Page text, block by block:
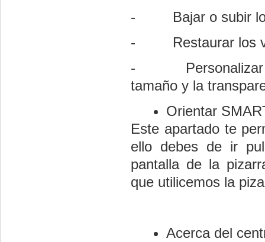
- Bajar o subir los
- Restaurar los
- Personalizar la
tamaño y la
Orientar
Este apartado te
ello debes de ir
pantalla de la
que utilicemos la
Acerca del